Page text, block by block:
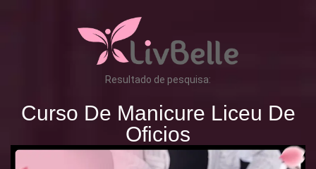
Resultado de pesquisa:
Curso De Manicure Liceu De
Oficios